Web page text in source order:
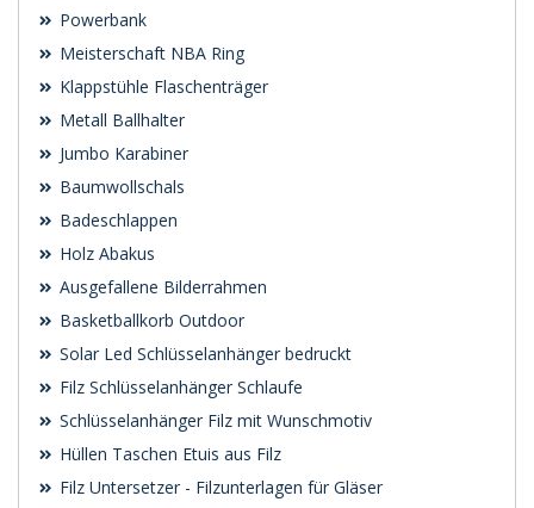
Powerbank
Meisterschaft NBA Ring
Klappstühle Flaschenträger
Metall Ballhalter
Jumbo Karabiner
Baumwollschals
Badeschlappen
Holz Abakus
Ausgefallene Bilderrahmen
Basketballkorb Outdoor
Solar Led Schlüsselanhänger bedruckt
Filz Schlüsselanhänger Schlaufe
Schlüsselanhänger Filz mit Wunschmotiv
Hüllen Taschen Etuis aus Filz
Filz Untersetzer - Filzunterlagen für Gläser